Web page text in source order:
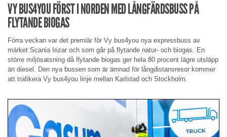
VY BUS4YOU FÖRST I NORDEN MED LÅNGFÄRDSBUSS PÅ
FLYTANDE BIOGAS
Förra veckan var det premiär för Vy bus4you nya expressbuss av
märket Scania Irizar och som går på flytande natur- och biogas. En
större miljösatsning då flytande biogas ger hela 80 procent lägre utsläpp
än diesel. Den nya bussen som är ämnad för långdistansresor kommer
att trafikera Vy bus4you linje mellan Karlstad och Stockholm.